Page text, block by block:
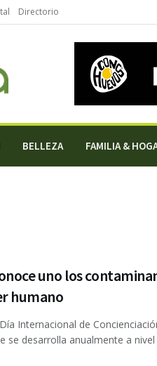
Directorio
BELLEZA FAMILIA &
uno los
humano
Internacional de
se desarrolla anualmente a